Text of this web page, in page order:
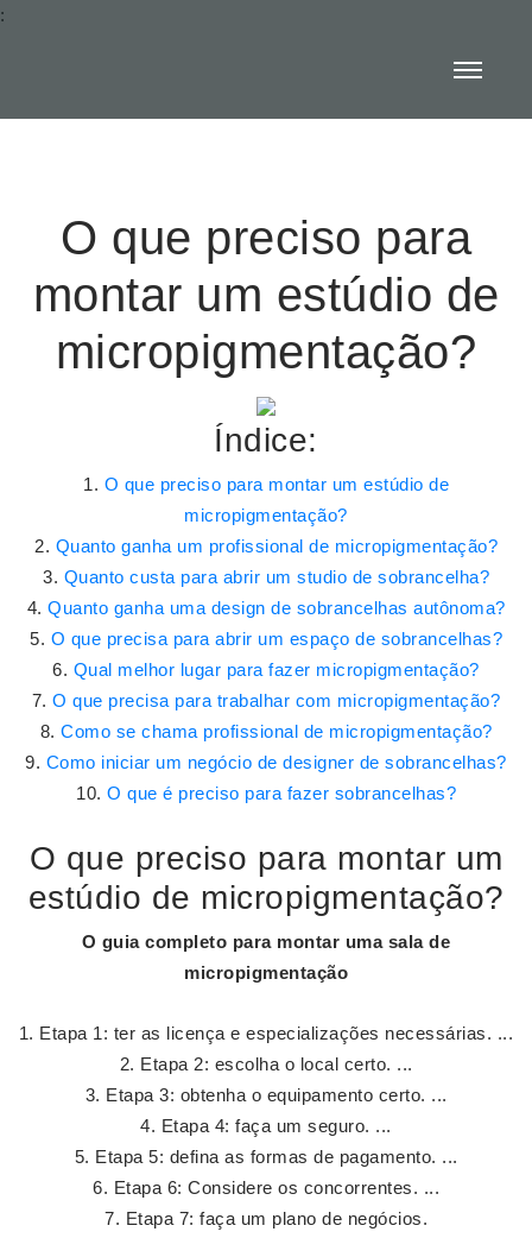
:
O que preciso para
montar um estúdio de
micropigmentação?
Índice:
O que preciso para montar um estúdio de
micropigmentação?
Quanto ganha um profissional de micropigmentação?
Quanto custa para abrir um studio de sobrancelha?
Quanto ganha uma design de sobrancelhas autônoma?
O que precisa para abrir um espaço de sobrancelhas?
Qual melhor lugar para fazer micropigmentação?
O que precisa para trabalhar com micropigmentação?
Como se chama profissional de micropigmentação?
Como iniciar um negócio de designer de sobrancelhas?
O que é preciso para fazer sobrancelhas?
O que preciso para montar um
estúdio de micropigmentação?
O guia completo para montar uma sala de
micropigmentação
Etapa 1: ter as licença e especializações necessárias. ...
Etapa 2: escolha o local certo. ...
Etapa 3: obtenha o equipamento certo. ...
Etapa 4: faça um seguro. ...
Etapa 5: defina as formas de pagamento. ...
Etapa 6: Considere os concorrentes. ...
Etapa 7: faça um plano de negócios.